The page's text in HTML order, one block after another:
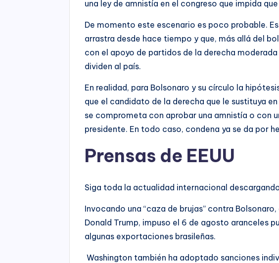
una ley de amnistía en el congreso que impida
De momento este escenario es poco probable.
arrastra desde hace tiempo y que, más allá del
con el apoyo de partidos de la derecha
dividen al país.
En realidad, para Bolsonaro y su círculo la
que el candidato de la derecha que le sustituya
se comprometa con aprobar una amnistía o con
presidente. En todo caso, condena ya se da por
Prensas de EEUU
Siga toda la actualidad internacional
Invocando una “caza de brujas” contra
Donald Trump, impuso el 6 de agosto aranceles
algunas exportaciones brasileñas.
Washington también ha adoptado sanciones